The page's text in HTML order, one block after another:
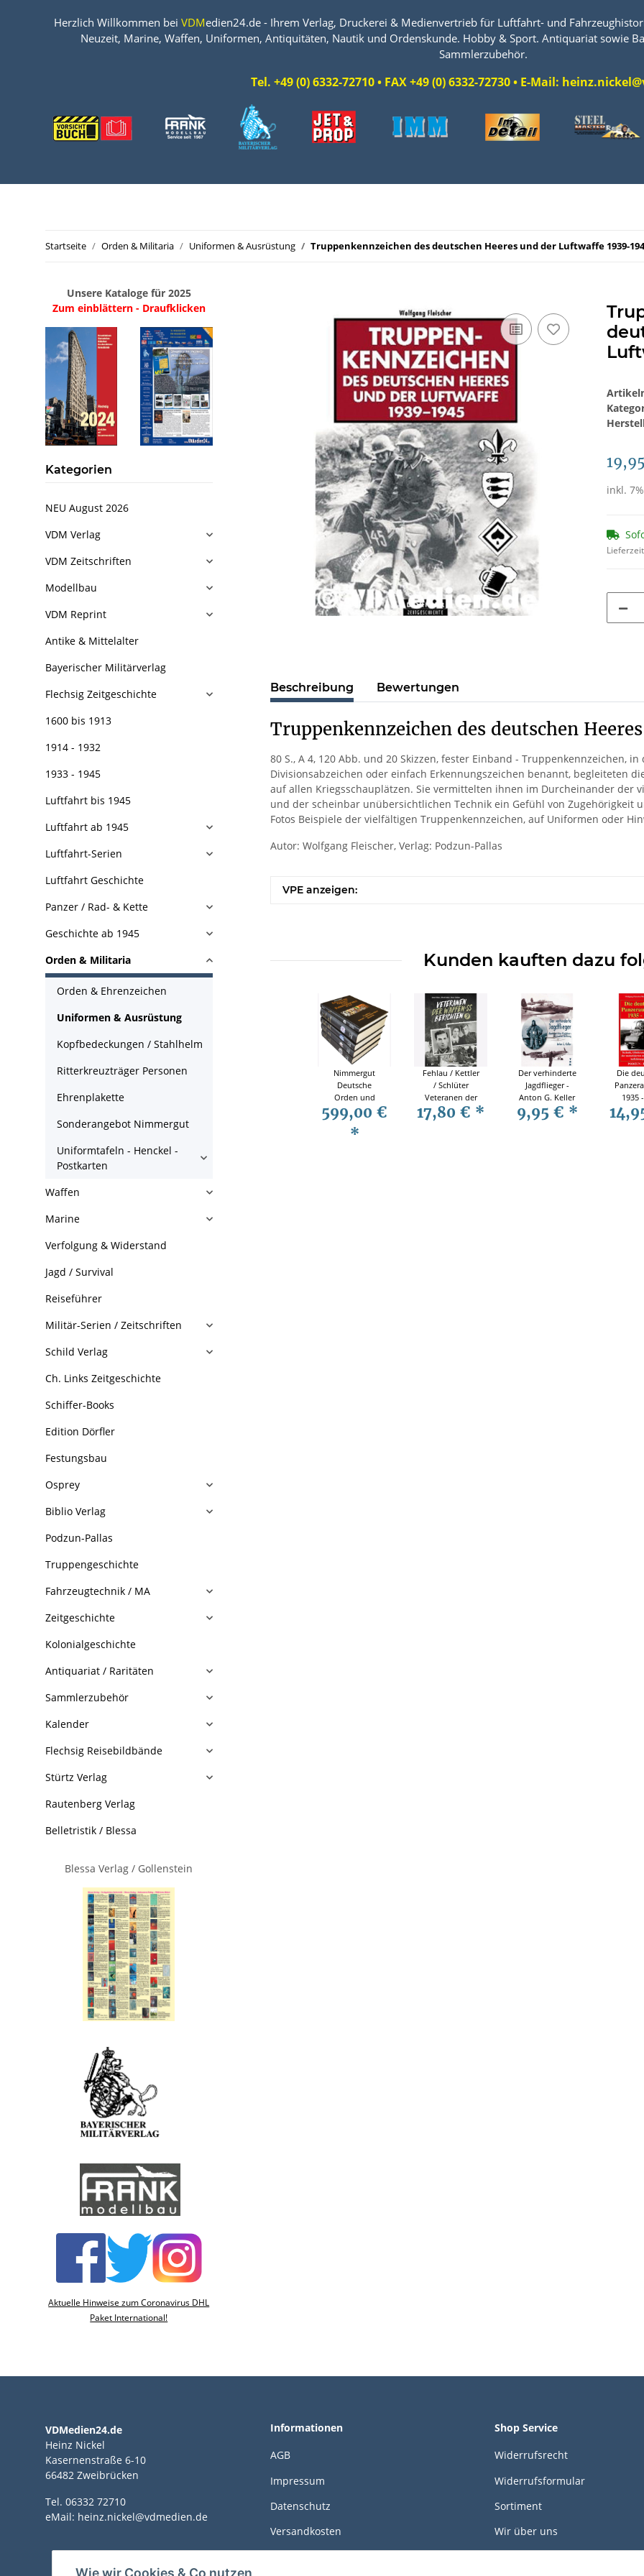
Herzlich Willkommen bei VDMedien24.de - Ihrem Verlag, Druckerei & Medienvertrieb für Luftfahrt- und
Neuzeit, Marine, Waffen, Uniformen, Antiquitäten, Nautik und Ordenskunde. Hobby & Sport. Antiquariat sowie
Sammlerzubehör.
Tel. +49 (0) 6332-72710 • FAX +49 (0) 6332-72730 • E-Mail:
Startseite Orden & Militaria Uniformen & Ausrüstung Truppenkennzeichen des deutschen Heeres und der Luftwaffe 1939-
inkl.
Beschreibung Bewertungen
Truppenkennzeichen des deutschen
80 S., A 4, 120 Abb. und 20 Skizzen, fester Einband - Truppenkennzeichen,
Divisionsabzeichen oder einfach Erkennungszeichen benannt, begleiteten
auf allen Kriegsschauplätzen. Sie vermittelten ihnen im Durcheinander der
und der scheinbar unübersichtlichen Technik ein Gefühl von Zugehörigkeit
Fotos Beispiele der vielfältigen Truppenkennzeichen, auf Uniformen oder
Autor: Wolfgang Fleischer, Verlag: Podzun-Pallas
VPE anzeigen:
Kunden kauften dazu
Nimmergut
Deutsche
Orden und
Ehrenzeichen
bis 1945 - 5
Bände
599,00 €
*
Fehlau / Kettler
/ Schlüter
Veteranen der
Waffen-SS
berichten -
17,80 € *
Der verhinderte
Jagdflieger -
Anton G. Keller
9,95 € *
Die
1935
Unsere Kataloge für 2025
Zum einblättern - Draufklicken
Kategorien
NEU August 2026
VDM Verlag
VDM Zeitschriften
Modellbau
VDM Reprint
Antike & Mittelalter
Bayerischer Militärverlag
Flechsig Zeitgeschichte
1600 bis 1913
1914 - 1932
1933 - 1945
Luftfahrt bis 1945
Luftfahrt ab 1945
Luftfahrt-Serien
Luftfahrt Geschichte
Panzer / Rad- & Kette
Geschichte ab 1945
Orden & Militaria
Orden & Ehrenzeichen
Uniformen & Ausrüstung
Kopfbedeckungen / Stahlhelm
Ritterkreuzträger Personen
Ehrenplakette
Sonderangebot Nimmergut
Uniformtafeln - Henckel -
Postkarten
Waffen
Marine
Verfolgung & Widerstand
Jagd / Survival
Reiseführer
Militär-Serien / Zeitschriften
Schild Verlag
Ch. Links Zeitgeschichte
Schiffer-Books
Edition Dörfler
Festungsbau
Osprey
Biblio Verlag
Podzun-Pallas
Truppengeschichte
Fahrzeugtechnik / MA
Zeitgeschichte
Kolonialgeschichte
Antiquariat / Raritäten
Sammlerzubehör
Kalender
Flechsig Reisebildbände
Stürtz Verlag
Rautenberg Verlag
Belletristik / Blessa
Blessa Verlag / Gollenstein
Aktuelle Hinweise zum Coronavirus DHL
Paket International!
VDMedien24.de
Heinz Nickel
Kasernenstraße 6-10
66482 Zweibrücken
Tel. 06332 72710
eMail: heinz.nickel@vdmedien.de
Informationen
AGB
Impressum
Datenschutz
Versandkosten
Shop Service
Widerrufsrecht
Widerrufsformular
Sortiment
Wir über uns